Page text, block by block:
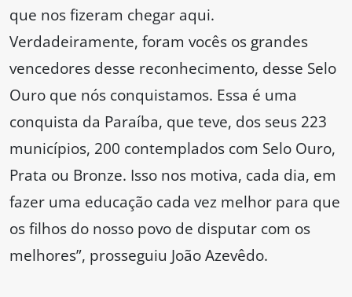
que nos fizeram chegar aqui.
Verdadeiramente, foram vocês os grandes
vencedores desse reconhecimento, desse Selo
Ouro que nós conquistamos. Essa é uma
conquista da Paraíba, que teve, dos seus 223
municípios, 200 contemplados com Selo Ouro,
Prata ou Bronze. Isso nos motiva, cada dia, em
fazer uma educação cada vez melhor para que
os filhos do nosso povo de disputar com os
melhores”, prosseguiu João Azevêdo.